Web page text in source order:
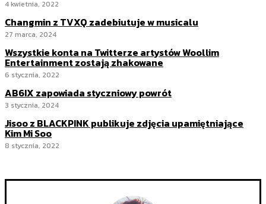
4 kwietnia, 2022
Changmin z TVXQ zadebiutuje w musicalu
27 marca, 2024
Wszystkie konta na Twitterze artystów Woollim
Entertainment zostają zhakowane
6 stycznia, 2022
AB6IX zapowiada styczniowy powrót
3 stycznia, 2024
Jisoo z BLACKPINK publikuje zdjęcia upamiętniające
Kim Mi Soo
8 stycznia, 2022